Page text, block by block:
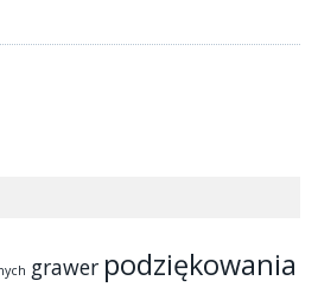
grawer podziękowania